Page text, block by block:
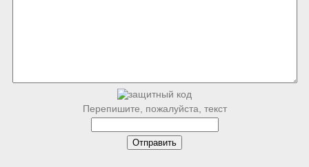
Перепишите, пожалуйста, текст